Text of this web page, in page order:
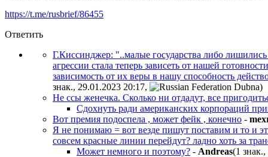
https://t.me/rusbrief/86455
Ответить
Г.Киссинджер: "..малые государства либо
агрессии стала теперь зависеть от нашей
зависимость от их веры в нашу способность
знак., 29.01.2023 20:17,
)
Не ссы женечка. Сколько ни отдадут, все
Сдохнуть ради американских корпораций
Вот премия подоспела , может фейк , конечно -
Я не понимаю = вот везде пишут поставим и то и
совсем красные линии перейдут? ладно хоть за
Может немного и поэтому? - Andreas(1